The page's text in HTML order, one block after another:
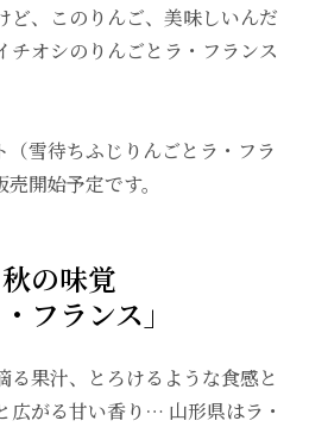
ど、このりんご、美味しいんだ
チオシのりんごとラ・フランス
（雪待ちふじりんごとラ・フラ
開始予定です。
の味覚
フランス」
る果汁、とろけるような食感と
広がる甘い香り… 山形県はラ・